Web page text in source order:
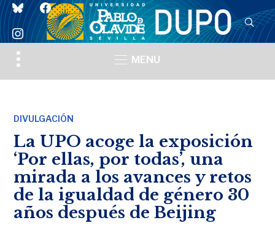
blueskyfacebook
instagram
Toggle
sidebar
MENU
DIVULGACIÓN
La UPO acoge la exposición
‘Por ellas, por todas’, una
mirada a los avances y retos
de la igualdad de género 30
años después de Beijing